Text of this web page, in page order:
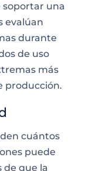
soportar una
evalúan
durante
de uso
más
producción.
cuántos
puede
de que la